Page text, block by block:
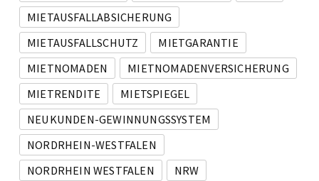
MIETAUSFALLABSICHERUNG
MIETAUSFALLSCHUTZ
MIETGARANTIE
MIETNOMADEN
MIETNOMADENVERSICHERUNG
MIETRENDITE
MIETSPIEGEL
NEUKUNDEN-GEWINNUNGSSYSTEM
NORDRHEIN-WESTFALEN
NORDRHEIN WESTFALEN
NRW